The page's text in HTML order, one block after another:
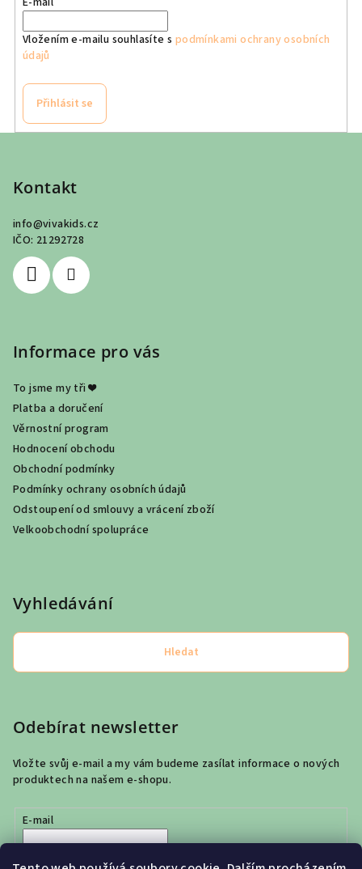
Vložením e-mailu souhlasíte s podmínkami ochrany osobních
údajů
Přihlásit se
Kontakt
info@vivakids.cz
IČO: 21292728
Informace pro vás
To jsme my tři ❤
Platba a doručení
Věrnostní program
Hodnocení obchodu
Obchodní podmínky
Podmínky ochrany osobních údajů
Odstoupení od smlouvy a vrácení zboží
Velkoobchodní spolupráce
Vyhledávání
Hledat
Odebírat newsletter
Vložte svůj e-mail a my vám budeme zasílat informace o nových
produktech na našem e-shopu.
E-mail